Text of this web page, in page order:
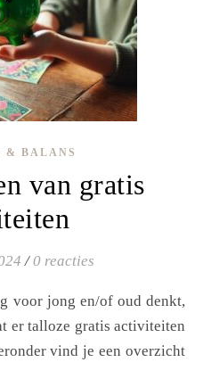
& BALANS
van gratis
/ 0 reacties
er talloze gratis activiteiten
vind je een overzicht